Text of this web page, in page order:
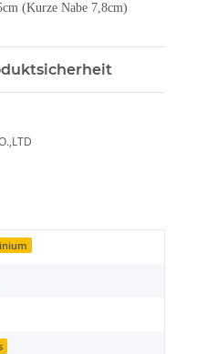
(Kurze Nabe 7,8cm)